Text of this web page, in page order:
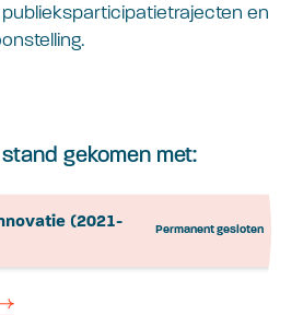
en
gekomen met:
(2021-
Permanent gesloten